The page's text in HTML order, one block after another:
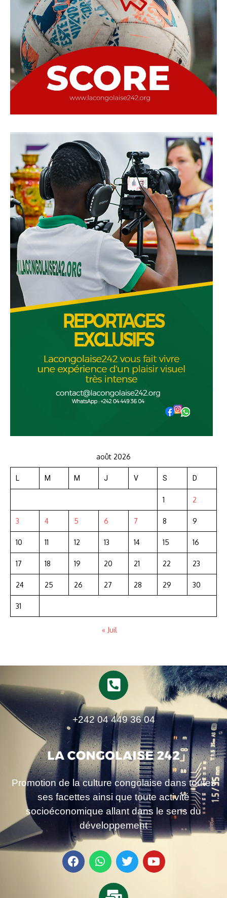
août 2026
L M M J V S D
1 2
3 4 5 6 7 8 9
10 11 12 13 14 15 16
17 18 19 20 21 22 23
24 25 26 27 28 29 30
31
« Juil
+242 04 449 36 04
Promotion de la culture congolaise dans toutes
ses facettes ainsi que toute activité
socioéconomique allant dans le sens du
développement